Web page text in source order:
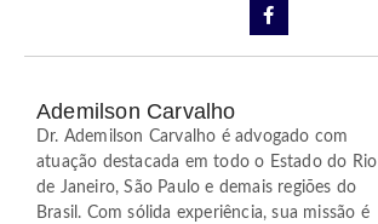
Ademilson Carvalho
Dr. Ademilson Carvalho é advogado com
atuação destacada em todo o Estado do Rio
de Janeiro, São Paulo e demais regiões do
Brasil. Com sólida experiência, sua missão é